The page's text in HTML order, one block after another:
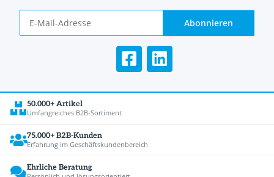
Abonnieren
50.000+ Artikel
Umfangreiches B2B-Sortiment
75.000+ B2B-Kunden
Erfahrung im Geschäftskundenbereich
Ehrliche Beratung